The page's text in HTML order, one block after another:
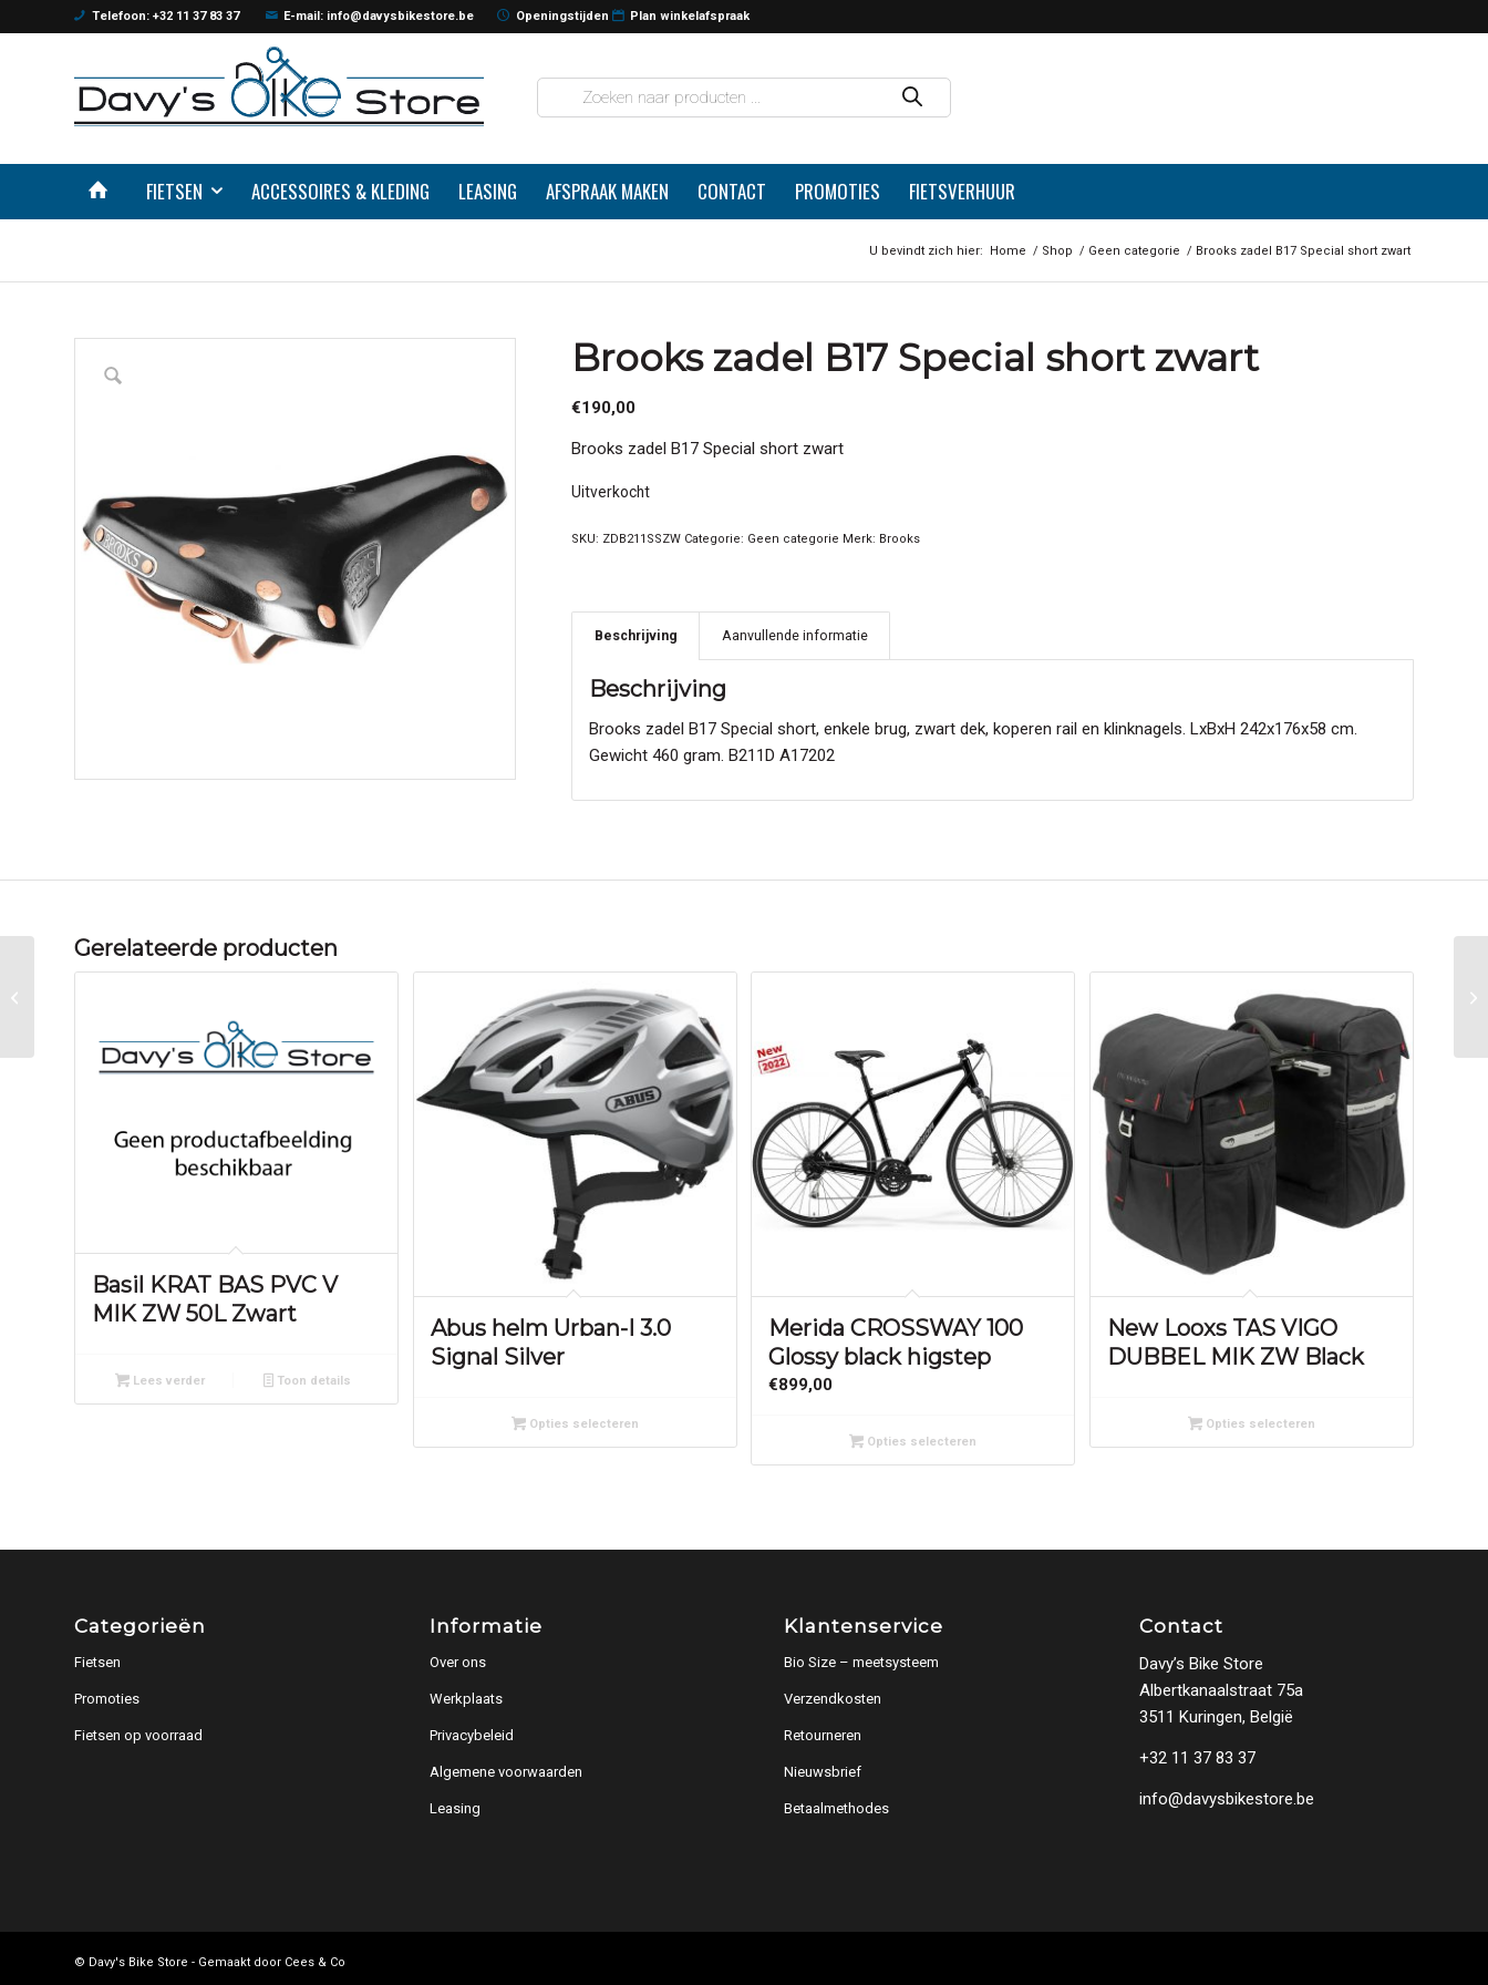
Telefoon: +32 11 37 83 37 E-mail: info@davysbikestore.be Openingstijden Plan winkelafspraak
FIETSEN ACCESSOIRES & KLEDING LEASING AFSPRAAK MAKEN CONTACT PROMOTIES FIETSVERHUUR
U bevindt zich hier: Home / Shop / Geen categorie / Brooks zadel B17 Special short zwart
Brooks zadel B17 Special short zwart
€190,00
Brooks zadel B17 Special short zwart
Uitverkocht
SKU: ZDB211SSZW Categorie: Geen categorie Merk: Brooks
Beschrijving Aanvullende informatie
Beschrijving
Brooks zadel B17 Special short, enkele brug, zwart dek, koperen rail en klinknagels. LxBxH 242x176x58 cm.
Gewicht 460 gram. B211D A17202
Gerelateerde producten
Basil KRAT BAS PVC V
MIK ZW 50L Zwart
Lees verder Toon details
Abus helm Urban-I 3.0
Signal Silver
Opties selecteren
Merida CROSSWAY 100
Glossy black higstep
€899,00
Opties selecteren
New Looxs TAS VIGO
DUBBEL MIK ZW Black
Opties selecteren
Categorieën
Fietsen
Promoties
Fietsen op voorraad
Informatie
Over ons
Werkplaats
Privacybeleid
Algemene voorwaarden
Leasing
Klantenservice
Bio Size – meetsysteem
Verzendkosten
Retourneren
Nieuwsbrief
Betaalmethodes
Contact
Davy’s Bike Store
Albertkanaalstraat 75a
3511 Kuringen, België
+32 11 37 83 37
info@davysbikestore.be
© Davy's Bike Store - Gemaakt door Cees & Co